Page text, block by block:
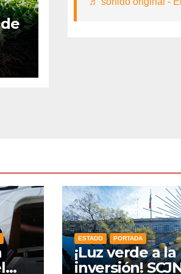
ESTADO PORTADA
¡Luz verde a la
inversión!